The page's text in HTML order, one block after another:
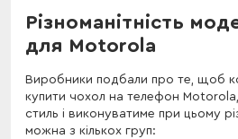
Різноманітність
для Motorola
Виробники подбали про те, щоб
купити чохол на телефон Motorola,
стиль і виконуватиме при цьому
можна з кількох груп: